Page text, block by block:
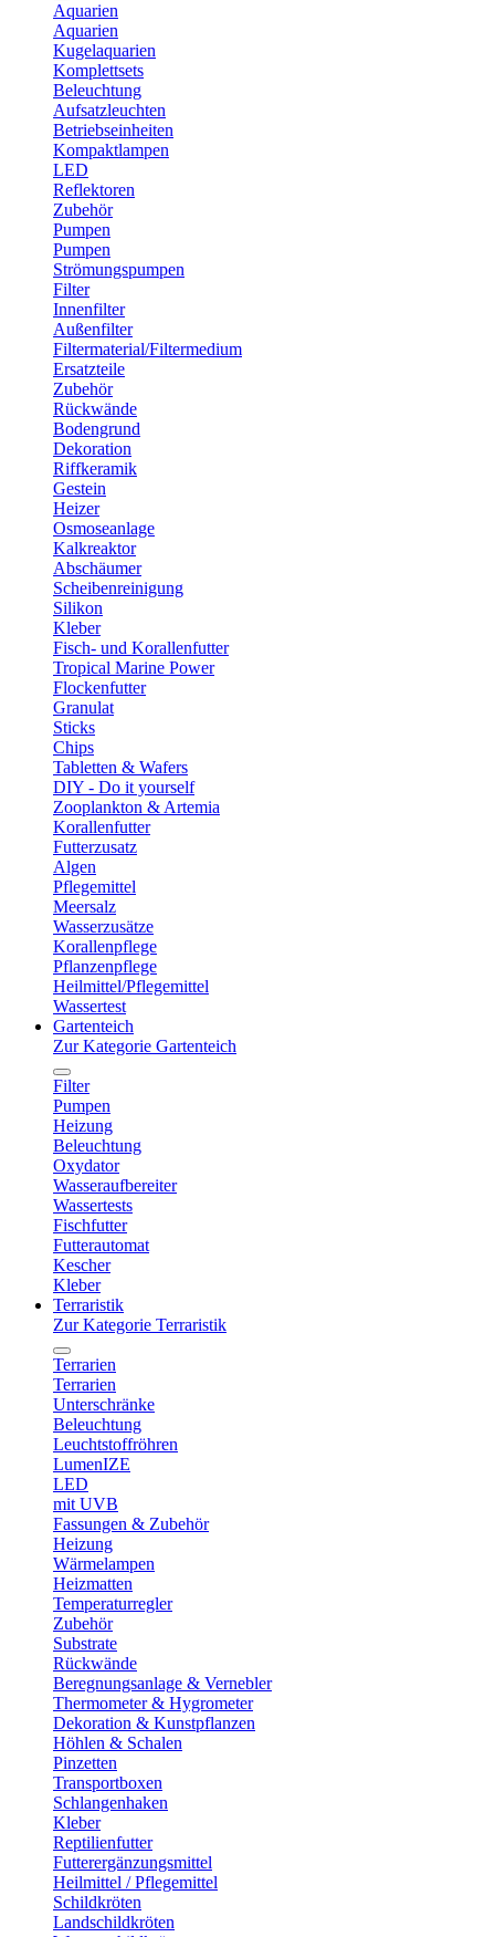
Aquarien
Aquarien
Kugelaquarien
Komplettsets
Beleuchtung
Aufsatzleuchten
Betriebseinheiten
Kompaktlampen
LED
Reflektoren
Zubehör
Pumpen
Pumpen
Strömungspumpen
Filter
Innenfilter
Außenfilter
Filtermaterial/Filtermedium
Ersatzteile
Zubehör
Rückwände
Bodengrund
Dekoration
Riffkeramik
Gestein
Heizer
Osmoseanlage
Kalkreaktor
Abschäumer
Scheibenreinigung
Silikon
Kleber
Fisch- und Korallenfutter
Tropical Marine Power
Flockenfutter
Granulat
Sticks
Chips
Tabletten & Wafers
DIY - Do it yourself
Zooplankton & Artemia
Korallenfutter
Futterzusatz
Algen
Pflegemittel
Meersalz
Wasserzusätze
Korallenpflege
Pflanzenpflege
Heilmittel/Pflegemittel
Wassertest
Gartenteich
Zur Kategorie Gartenteich
Filter
Pumpen
Heizung
Beleuchtung
Oxydator
Wasseraufbereiter
Wassertests
Fischfutter
Futterautomat
Kescher
Kleber
Terraristik
Zur Kategorie Terraristik
Terrarien
Terrarien
Unterschränke
Beleuchtung
Leuchtstoffröhren
LumenIZE
LED
mit UVB
Fassungen & Zubehör
Heizung
Wärmelampen
Heizmatten
Temperaturregler
Zubehör
Substrate
Rückwände
Beregnungsanlage & Vernebler
Thermometer & Hygrometer
Dekoration & Kunstpflanzen
Höhlen & Schalen
Pinzetten
Transportboxen
Schlangenhaken
Kleber
Reptilienfutter
Futterergänzungsmittel
Heilmittel / Pflegemittel
Schildkröten
Landschildkröten